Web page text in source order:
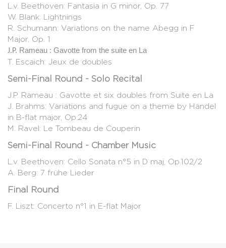
L.v. Beethoven: Fantasia in G minor, Op. 77
W. Blank: Lightnings
R. Schumann: Variations on the name Abegg in F
Major, Op. 1
J.P. Rameau : Gavotte from the suite en La
T. Escaich: Jeux de doubles
Semi-Final Round - Solo Recital
J.P. Rameau : Gavotte et six doubles from Suite en La
J. Brahms: Variations and fugue on a theme by Händel
in B-flat major, Op.24
M. Ravel: Le Tombeau de Couperin
Semi-Final Round - Chamber Music
L.v. Beethoven: Cello Sonata n°5 in D maj, Op.102/2
A. Berg: 7 frühe Lieder
Final Round
F. Liszt: Concerto n°1 in E-flat Major